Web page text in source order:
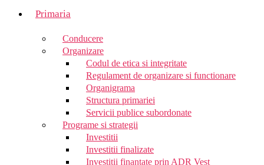
Primaria
Conducere
Organizare
Codul de etica si integritate
Regulament de organizare si functionare
Organigrama
Structura primariei
Servicii publice subordonate
Programe si strategii
Investitii
Investitii finalizate
Investitii finantate prin ADR Vest